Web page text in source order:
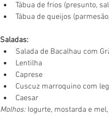
Tábua de frios (presunto,
Tábua de queijos
Saladas:
Salada de Bacalhau com
Lentilha
Caprese
Cuscuz marroquino com
Caesar
Molhos: Iogurte, mostarda e